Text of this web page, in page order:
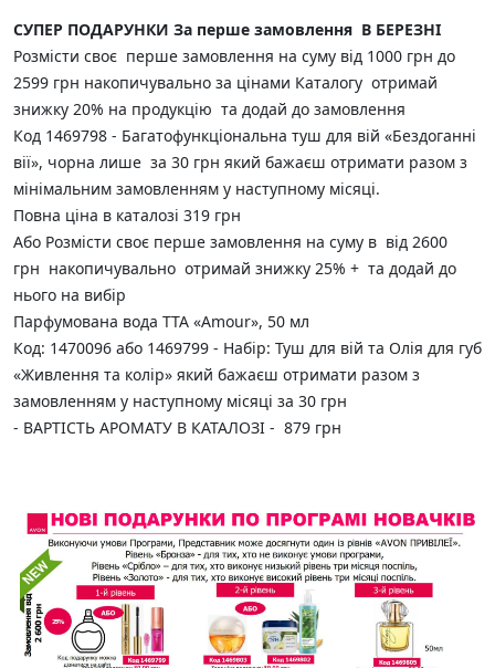
СУПЕР ПОДАРУНКИ За перше замовлення В БЕРЕЗНІ
Розмісти своє перше замовлення на суму від 1000 грн до
2599 грн накопичувально за цінами Каталогу отримай
знижку 20% на продукцію та додай до замовлення
Код 1469798 - Багатофункціональна туш для вій «Бездоганні
вії», чорна лише за 30 грн який бажаєш отримати разом з
мінімальним замовленням у наступному місяці.
Повна ціна в каталозі 319 грн
Або Розмісти своє перше замовлення на суму в від 2600
грн накопичувально отримай знижку 25% + та додай до
нього ​​на вибір
Парфумована вода TTA «Amour», 50 мл
​Код: 1470096 або 1469799 - Набір: Туш для вій та Олія для губ
«Живлення та колір» який бажаєш отримати разом з
замовленням у наступному місяці за 30 грн
- ВАРТІСТЬ АРОМАТУ В КАТАЛОЗІ - 879 грн